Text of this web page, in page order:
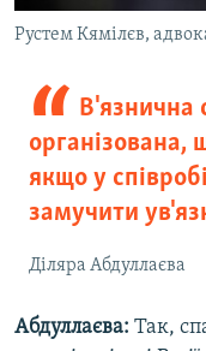
Рустем Кямілєв,
В'язнична
організована,
якщо у
замучити
Діляра Абдуллаєва
Абдуллаєва: Так,